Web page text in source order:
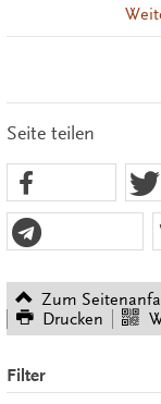
Seite teilen
Zum
Drucken
Filter